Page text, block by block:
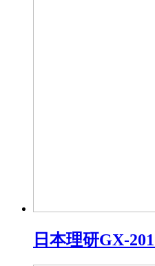
日本理研GX-